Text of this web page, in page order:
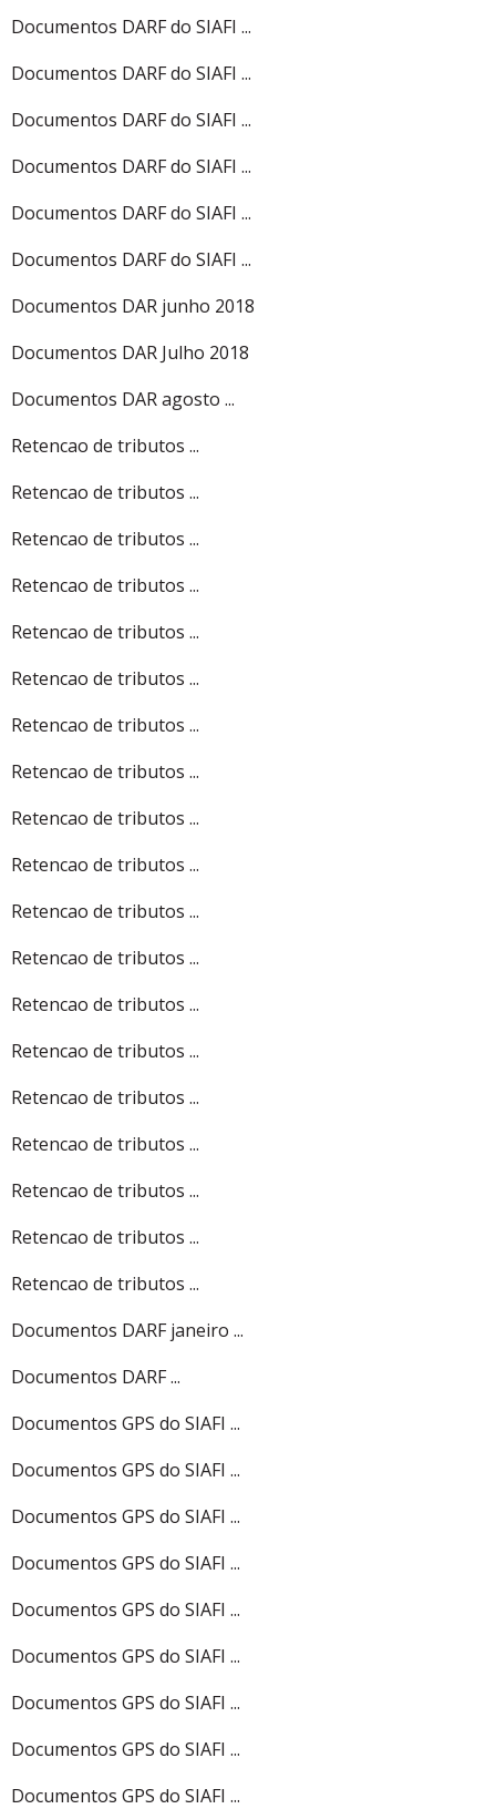
Documentos DARF do SIAFI ...
Documentos DARF do SIAFI ...
Documentos DARF do SIAFI ...
Documentos DARF do SIAFI ...
Documentos DARF do SIAFI ...
Documentos DARF do SIAFI ...
Documentos DAR junho 2018
Documentos DAR Julho 2018
Documentos DAR agosto ...
Retencao de tributos ...
Retencao de tributos ...
Retencao de tributos ...
Retencao de tributos ...
Retencao de tributos ...
Retencao de tributos ...
Retencao de tributos ...
Retencao de tributos ...
Retencao de tributos ...
Retencao de tributos ...
Retencao de tributos ...
Retencao de tributos ...
Retencao de tributos ...
Retencao de tributos ...
Retencao de tributos ...
Retencao de tributos ...
Retencao de tributos ...
Retencao de tributos ...
Retencao de tributos ...
Documentos DARF janeiro ...
Documentos DARF ...
Documentos GPS do SIAFI ...
Documentos GPS do SIAFI ...
Documentos GPS do SIAFI ...
Documentos GPS do SIAFI ...
Documentos GPS do SIAFI ...
Documentos GPS do SIAFI ...
Documentos GPS do SIAFI ...
Documentos GPS do SIAFI ...
Documentos GPS do SIAFI ...